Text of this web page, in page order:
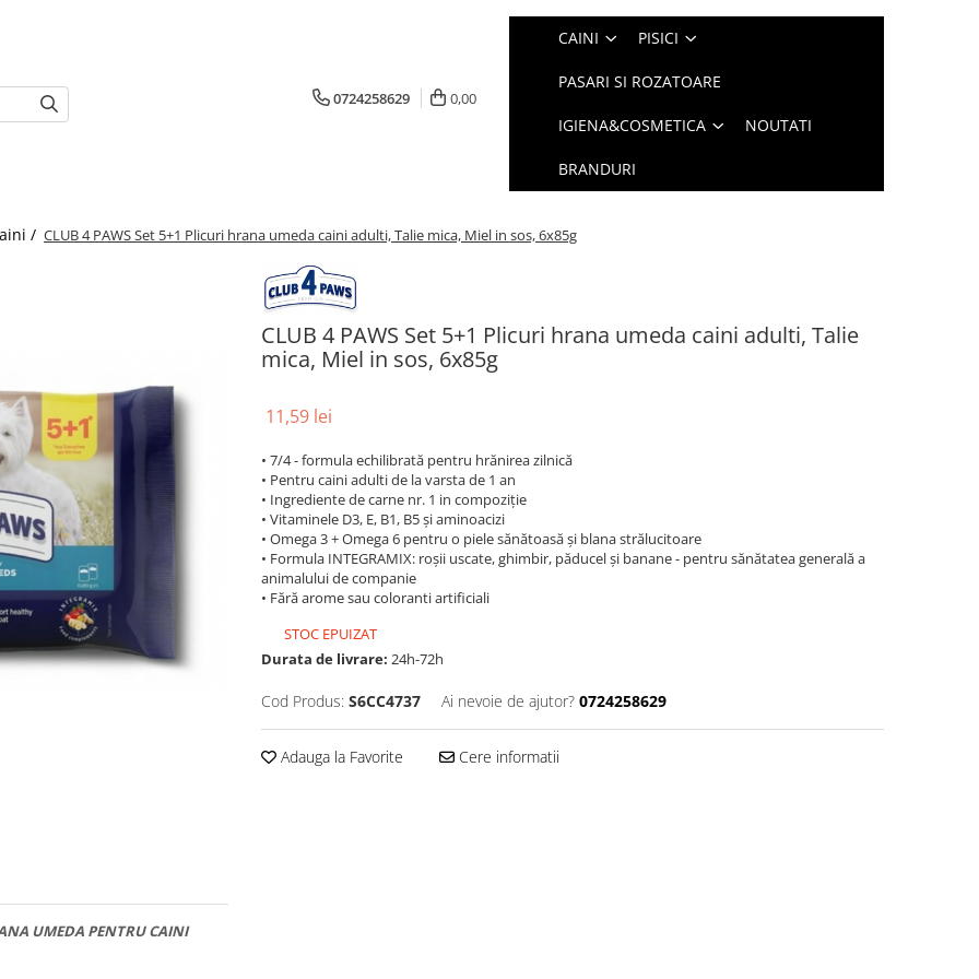
0724258629 0,00
CAINI PISICI
PASARI SI ROZATOARE
IGIENA&COSMETICA NOUTATI
BRANDURI
/ CLUB 4 PAWS Set 5+1 Plicuri hrana umeda caini adulti, Talie mica, Miel in sos, 6x85g
CLUB 4 PAWS Set 5+1 Plicuri hrana umeda caini adulti, Talie
mica, Miel in sos, 6x85g
11,59 lei
• 7/4 - formula echilibrată pentru hrănirea zilnică
• Pentru caini adulti de la varsta de 1 an
• Ingrediente de carne nr. 1 in compoziție
• Vitaminele D3, E, B1, B5 și aminoacizi
• Omega 3 + Omega 6 pentru o piele sănătoasă și blana strălucitoare
• Formula INTEGRAMIX: roșii uscate, ghimbir, păducel și banane - pentru sănătatea generală a
animalului de companie
• Fără arome sau coloranti artificiali
STOC EPUIZAT
Durata de livrare: 24h-72h
Cod Produs: S6CC4737 Ai nevoie de ajutor? 0724258629
Adauga la Favorite Cere informatii
UMEDA PENTRU CAINI